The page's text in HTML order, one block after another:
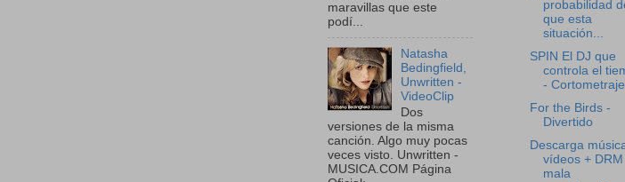
maravillas que este
podí...
Natasha
Bedingfield,
Unwritten -
VideoClip
Dos
versiones de la misma
canción. Algo muy pocas
veces visto. Unwritten -
MUSICA.COM Página
probabilidad
que esta
situación...
SPIN El DJ que
controla el
- Cortometraje
For the Birds -
Divertido
Descarga
vídeos +
mala